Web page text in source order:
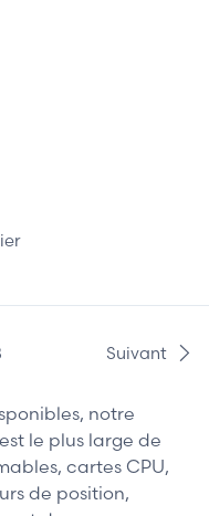
notre
le plus large de
cartes CPU,
de position,
Suivant